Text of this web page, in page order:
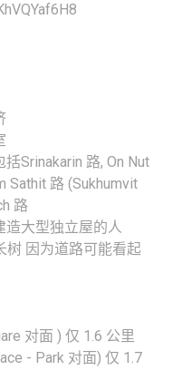
Srinakarin 路, On Nut
Sathit 路 (Sukhumvit
路
造大型独立屋的人
树 因为道路可能看起
对面 ) 仅 1.6 公里
- Park 对面) 仅 1.7